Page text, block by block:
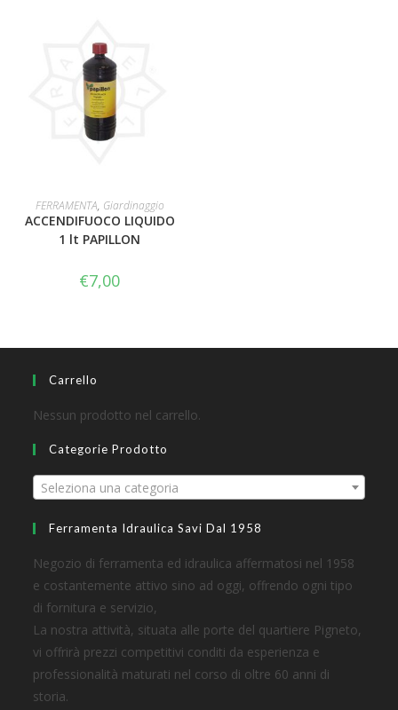
AGGIUNGI AL CARRELLO
FERRAMENTA, Giardinaggio
ACCENDIFUOCO LIQUIDO
1 lt PAPILLON
€7,00
Carrello
Nessun prodotto nel carrello.
Categorie Prodotto
Seleziona una categoria
Ferramenta Idraulica Savi Dal 1958
Negozio di ferramenta ed idraulica affermatosi nel 1958
e costantemente attivo sino ad oggi, offrendo ogni tipo
di fornitura e servizio,
La nostra attività, situata alle porte del quartiere Pigneto,
vi offrirà prezzi competitivi conditi da esperienza e
professionalità maturati nel corso di oltre 60 anni di
storia.